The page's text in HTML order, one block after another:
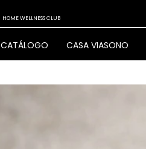
CATÁLOGO CASA VIASONO
HOME WELLNESS CLUB